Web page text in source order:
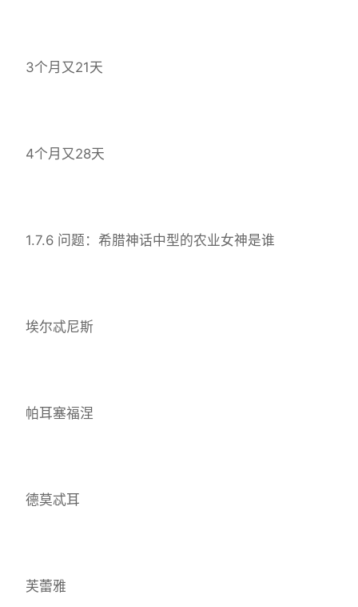
3个月又21天
4个月又28天
1.7.6 问题：希腊神话中型的农业女神是谁
埃尔忒尼斯
帕耳塞福涅
德莫忒耳
芙蕾雅